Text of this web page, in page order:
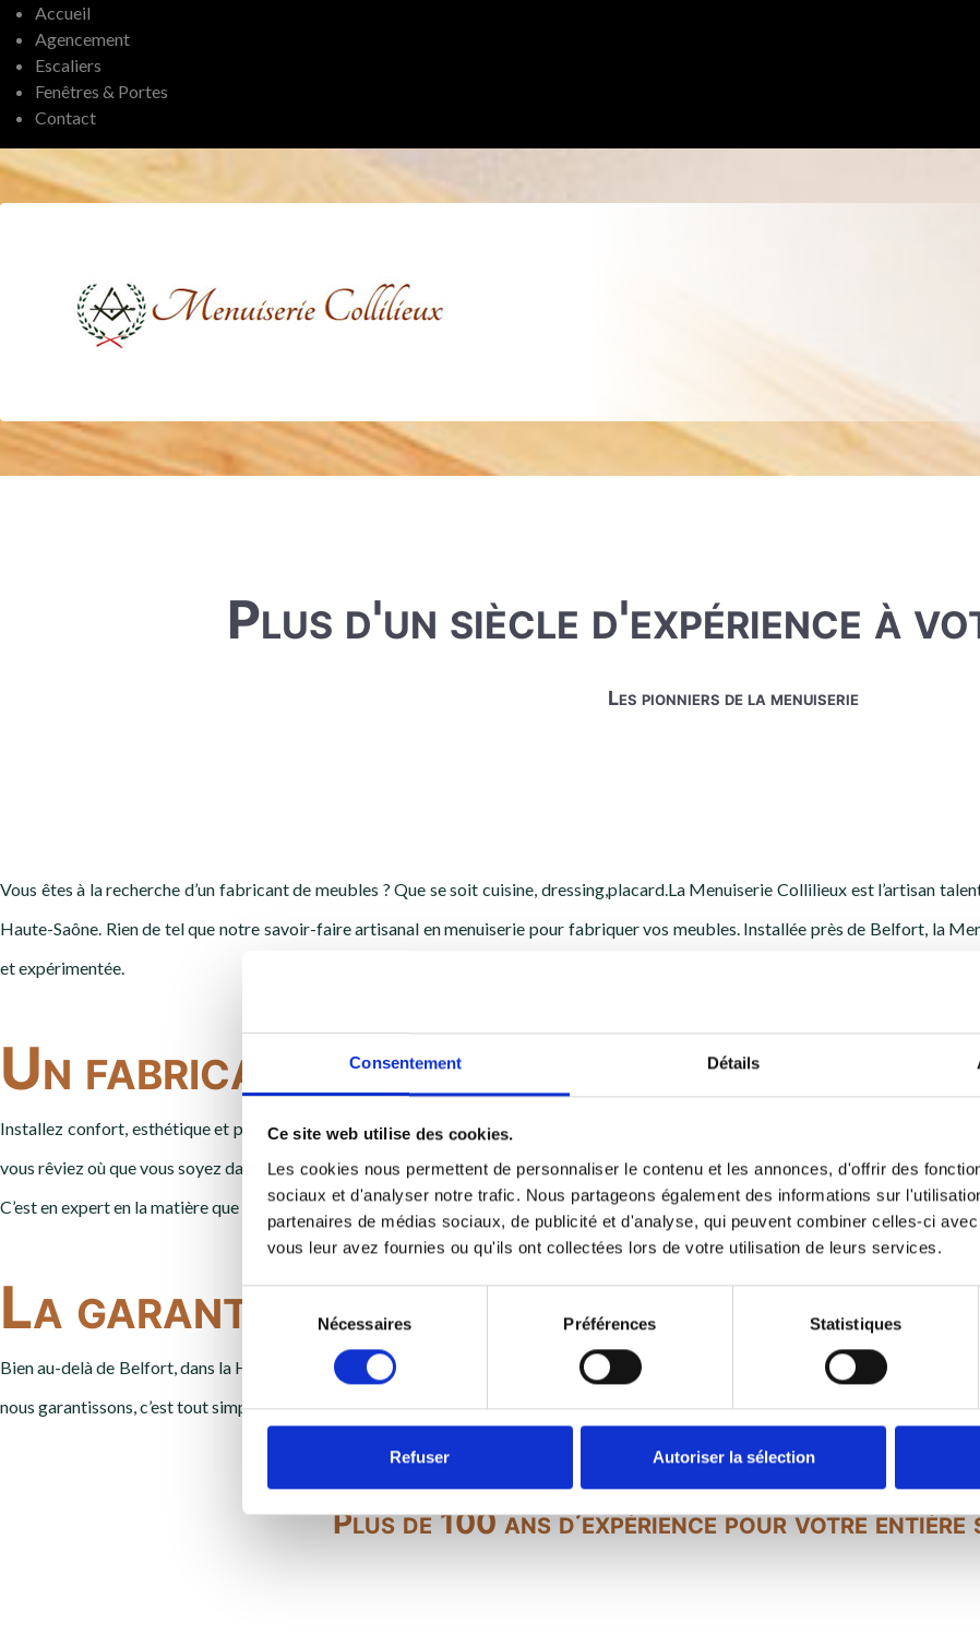
Consentement Détails
Ce site web utilise des cookies.
Les cookies nous permettent de personnaliser le contenu et les annonces, d'offrir des
sociaux et d'analyser notre trafic. Nous partageons également des informations sur
partenaires de médias sociaux, de publicité et d'analyse, qui peuvent combiner celles-ci
vous leur avez fournies ou qu'ils ont collectées lors de votre utilisation de leurs services.
Sélection
consentement
Nécessaires Préférences Statistiques
Refuser Autoriser la sélection
Accueil
Agencement
Escaliers
Fenêtres & Portes
Contact
Plus d'un siècle d'expérience à
Les pionniers de la menuiserie
Vous êtes à la recherche d’un fabricant de meubles ? Que se soit cuisine, dressing,placard.La Menuiserie Collilieux est l’artisan
Haute-Saône. Rien de tel que notre savoir-faire artisanal en menuiserie pour fabriquer vos meubles. Installée près de Belfort, la
et expérimentée.
Un fabricant de meubles
Installez confort, esthétique et praticité dans votre cuisine avec la Menuiserie Collilieux. Notre grande maitrise de la menuiserie
vous rêviez où que vous soyez dans le département du 70,25 et 90.
C’est en expert en la matière que nous vous apportons notre expertise pour vous conseiller sur les accessoires
La garantie d’une belle cuisine, d'un
Bien au-delà de Belfort, dans la Haute-Saône (70) et plus loin, laissez libre cours à votre imagination et contactez Menuiserie
nous garantissons, c’est tout simplement votre satisfaction des meubles, esthétiques et fonctionnels à la hauteur de vos exigences.
Plus de 100 ans d’expérience pour votre